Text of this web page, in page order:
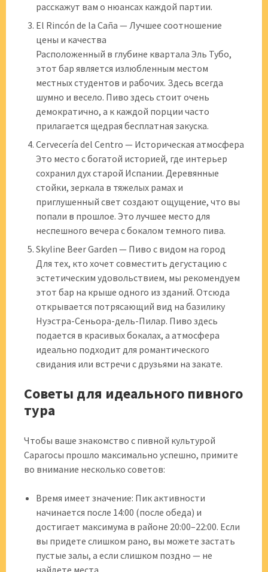
расскажут вам о нюансах каждой партии.
El Rincón de la Caña — Лучшее соотношение
цены и качества
Расположенный в глубине квартала Эль Тубо,
этот бар является излюбленным местом
местных студентов и рабочих. Здесь всегда
шумно и весело. Пиво здесь стоит очень
демократично, а к каждой порции часто
прилагается щедрая бесплатная закуска.
Cervecería del Centro — Историческая атмосфера
Это место с богатой историей, где интерьер
сохранил дух старой Испании. Деревянные
стойки, зеркала в тяжелых рамах и
приглушенный свет создают ощущение, что вы
попали в прошлое. Это лучшее место для
неспешного вечера с бокалом темного пива.
Skyline Beer Garden — Пиво с видом на город
Для тех, кто хочет совместить дегустацию с
эстетическим удовольствием, мы рекомендуем
этот бар на крыше одного из зданий. Отсюда
открывается потрясающий вид на базилику
Нуэстра-Сеньора-дель-Пилар. Пиво здесь
подается в красивых бокалах, а атмосфера
идеально подходит для романтического
свидания или встречи с друзьями на закате.
Советы для идеального пивного
тура
Чтобы ваше знакомство с пивной культурой
Сарагосы прошло максимально успешно, примите
во внимание несколько советов:
Время имеет значение: Пик активности
начинается после 14:00 (после обеда) и
достигает максимума в районе 20:00–22:00. Если
вы придете слишком рано, вы можете застать
пустые залы, а если слишком поздно — не
найдете места.